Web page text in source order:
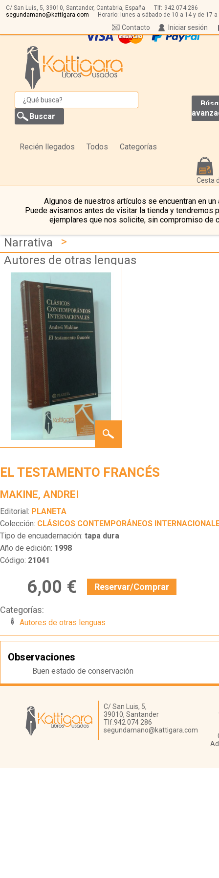
C/ San Luis, 5, 39010, Santander, Cantabria, España Tlf: 942 074 286
segundamano@kattigara.com
Horario: lunes a sábado de 10 a 14 y de 17 a
Iniciar sesión
Contacto
Recién llegados Todos Categorías
Cesta
Algunos de nuestros artículos se encuentran en un
Puede avisarnos antes de visitar la tienda y tendremos
ejemplares que nos solicite, sin compromiso de
Narrativa
>
Autores de otras lenguas
TESTAMENTO
EL TESTAMENTO FRANCÉS
MAKINE, ANDREI
Editorial: PLANETA
Colección: CLÁSICOS CONTEMPORÁNEOS
Tipo de encuadernación: tapa dura
Año de edición: 1998
Código: 21041
6,00 € Reservar/Comprar
Categorías:
Autores de otras lenguas
Observaciones
Buen estado de conservación
Librería Kattigara
C/ San Luis, 5,
39010, Santander
Tlf:942 074 286
segundamano@kattigara.com